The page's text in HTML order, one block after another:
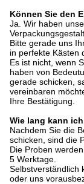
Können Sie den
Ja. Wir haben
Bitte gerade uns
in perfekte Kästen
Es ist nicht, wenn
haben von
gerade schicken,
vereinbaren
Ihre Bestätigung.
Wie lang kann
Nachdem Sie die
schicken, sind die
Die Proben
5 Werktage.
Selbstverständlich
oder uns